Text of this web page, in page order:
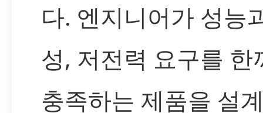
다. 엔지니어가 성능
성, 저전력 요구를 한
충족하는 제품을 설